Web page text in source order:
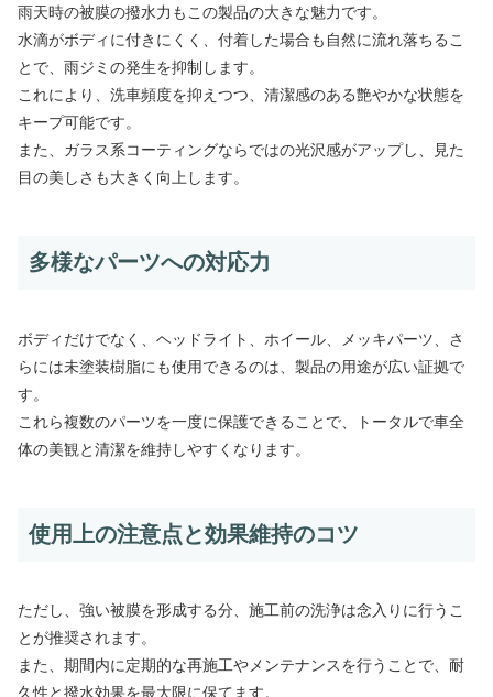
雨天時の被膜の撥水力もこの製品の大きな魅力です。
水滴がボディに付きにくく、付着した場合も自然に流れ落ちるこ
とで、雨ジミの発生を抑制します。
これにより、洗車頻度を抑えつつ、清潔感のある艶やかな状態を
キープ可能です。
また、ガラス系コーティングならではの光沢感がアップし、見た
目の美しさも大きく向上します。
多様なパーツへの対応力
ボディだけでなく、ヘッドライト、ホイール、メッキパーツ、さ
らには未塗装樹脂にも使用できるのは、製品の用途が広い証拠で
す。
これら複数のパーツを一度に保護できることで、トータルで車全
体の美観と清潔を維持しやすくなります。
使用上の注意点と効果維持のコツ
ただし、強い被膜を形成する分、施工前の洗浄は念入りに行うこ
とが推奨されます。
また、期間内に定期的な再施工やメンテナンスを行うことで、耐
久性と撥水効果を最大限に保てます。